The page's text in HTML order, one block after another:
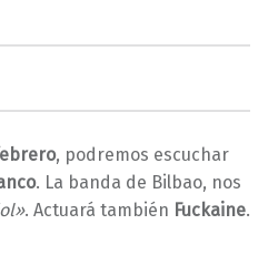
, podremos escuchar
. La banda de Bilbao, nos
. Actuará también Fuckaine.